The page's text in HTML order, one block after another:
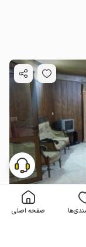
صفحه اصلی